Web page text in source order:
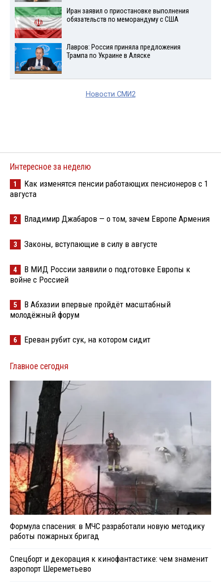
Иран заявил о приостановке выполнения
обязательств по меморандуму с США
Лавров: Россия приняла предложения
Трампа по Украине в Аляске
Новости СМИ2
Интересное за неделю
1
Как изменятся пенсии работающих пенсионеров с 1
августа
2 Владимир Джабаров — о том, зачем Европе Армения
3 Законы, вступающие в силу в августе
4
В МИД России заявили о подготовке Европы к
войне с Россией
5
В Абхазии впервые пройдёт масштабный
молодёжный форум
6 Ереван рубит сук, на котором сидит
Главное сегодня
Формула спасения: в МЧС разработали новую методику
работы пожарных бригад
Спецборт и декорация к кинофантастике: чем знаменит
аэропорт Шереметьево